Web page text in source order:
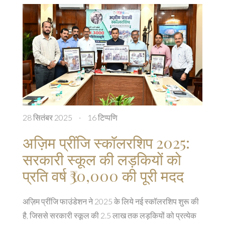
28 सितंबर 2025 · 16 टिप्पणि
अज़िम प्रींजि स्कॉलरशिप 2025:
सरकारी स्कूल की लड़कियों को
प्रति वर्ष ₹30,000 की पूरी मदद
अज़िम प्रींजि फाउंडेशन ने 2025 के लिये नई स्कॉलरशिप शुरू की
है, जिससे सरकारी स्कूल की 2.5 लाख तक लड़कियों को प्रत्येक